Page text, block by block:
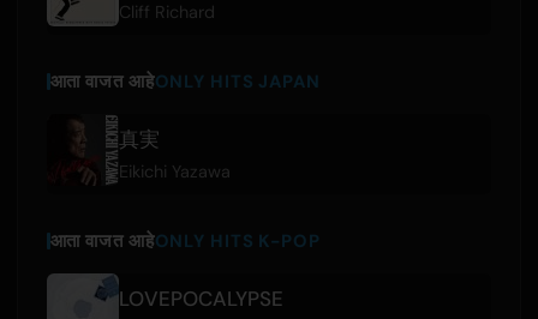
Cliff Richard
आता वाजत आहेONLY HITS JAPAN
真実
Eikichi Yazawa
आता वाजत आहेONLY HITS K-POP
LOVEPOCALYPSE